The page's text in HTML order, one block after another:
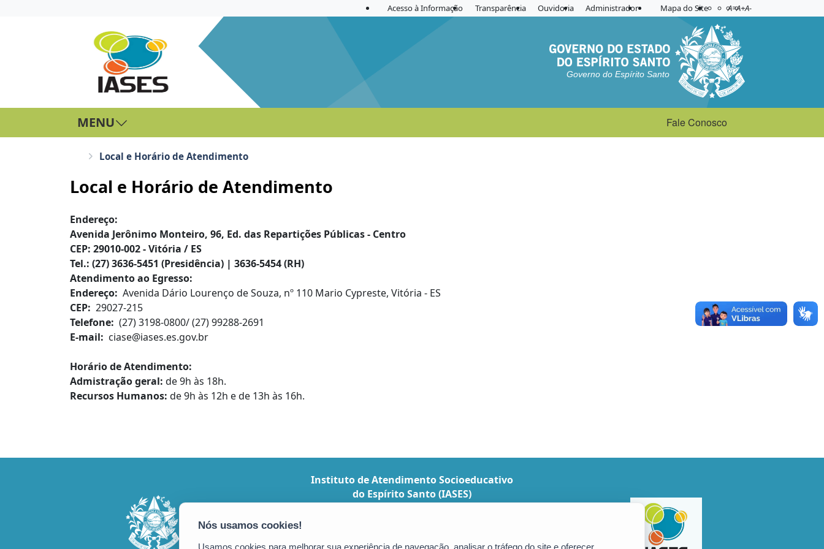
Acesso à Informação Transparência Ouvidoria Administrador Mapa do Site Acessibilidade
Aplicar contraste
A=A+A-
Governo do Espírito Santo
MENU Fale Conosco
Local e Horário de Atendimento
Local e Horário de Atendimento
Endereço:
Avenida Jerônimo Monteiro, 96, Ed. das Repartições Públicas - Centro
CEP: 29010-002 - Vitória / ES
Tel.: (27) 3636-5451 (Presidência) | 3636-5454 (RH)
Atendimento ao Egresso:
Endereço: Avenida Dário Lourenço de Souza, nº 110 Mario Cypreste, Vitória - ES
CEP: 29027-215
Telefone: (27) 3198-0800/ (27) 99288-2691
E-mail: ciase@iases.es.gov.br
Horário de Atendimento:
Admistração geral: de 9h às 18h.
Recursos Humanos: de 9h às 12h e de 13h às 16h.
Instituto de Atendimento Socioeducativo
do Espírito Santo (IASES)
Usamos cookies para melhorar sua experiência de navegação, analisar o tráfego do site e oferecer